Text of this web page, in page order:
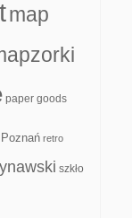
map
paper goods
Poznań retro
szkło